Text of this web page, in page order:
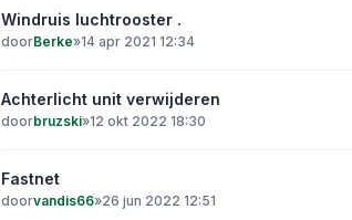
Windruis luchtrooster .
doorBerke»14 apr 2021 12:34
Achterlicht unit verwijderen
doorbruzski»12 okt 2022 18:30
Fastnet
doorvandis66»26 jun 2022 12:51